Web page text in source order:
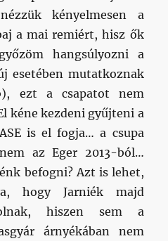
kényelmesen a
a mai remiért, hisz ők
hangsúlyozni a
esetében mutatkoznak
ezt a csapatot nem
kéne kezdeni gyűjteni a
is el fogja… a csupa
az Eger 2013-ból…
befogni? Azt is lehet,
hogy Jarniék majd
hiszen sem a
árnyékában nem